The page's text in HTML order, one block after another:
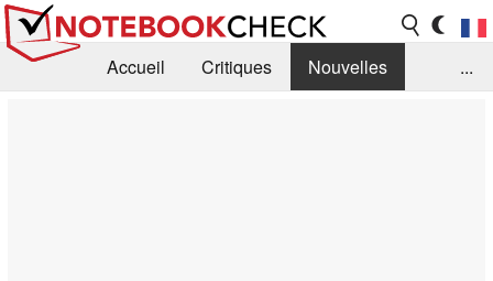
Accueil Critiques
Nouvelles
...